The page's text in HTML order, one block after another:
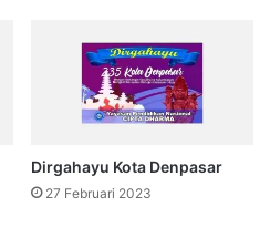
Dirgahayu Kota Denpasar
27 Februari 2023